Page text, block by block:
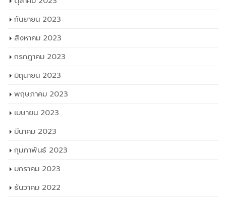
กันยายน 2023
สิงหาคม 2023
กรกฎาคม 2023
มิถุนายน 2023
พฤษภาคม 2023
เมษายน 2023
มีนาคม 2023
กุมภาพันธ์ 2023
มกราคม 2023
ธันวาคม 2022